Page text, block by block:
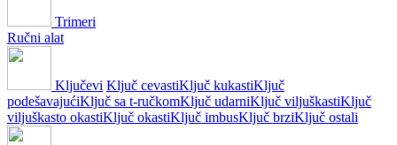
Trimeri
Ručni alat
Ključevi Ključ cevastiKljuč kukastiKljuč
podešavajućiKljuč sa t-ručkomKljuč udarniKljuč viljuškastiKljuč
viljuškasto okastiKljuč okastiKljuč imbusKljuč brziKljuč ostali